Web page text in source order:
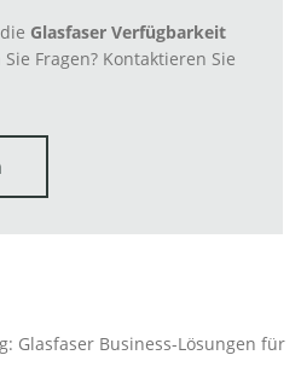
Glasfaser Verfügbarkeit
Fragen? Kontaktieren Sie
Glasfaser Business-Lösungen für